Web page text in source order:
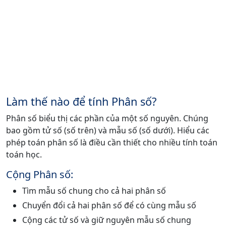
Làm thế nào để tính Phân số?
Phân số biểu thị các phần của một số nguyên. Chúng
bao gồm tử số (số trên) và mẫu số (số dưới). Hiểu các
phép toán phân số là điều cần thiết cho nhiều tính toán
toán học.
Cộng Phân số:
Tìm mẫu số chung cho cả hai phân số
Chuyển đổi cả hai phân số để có cùng mẫu số
Cộng các tử số và giữ nguyên mẫu số chung